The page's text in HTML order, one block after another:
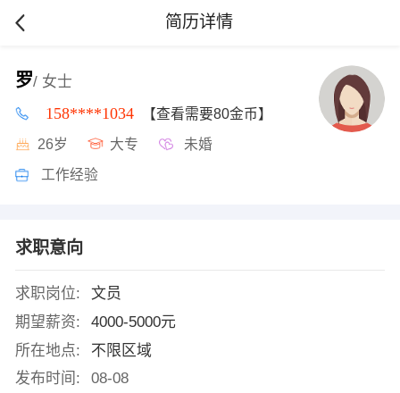
简历详情
罗/ 女士
158****1034 【查看需要80金币】
26岁 大专 未婚
工作经验
求职意向
求职岗位:
文员
期望薪资:
4000-5000元
所在地点:
不限区域
发布时间:
08-08